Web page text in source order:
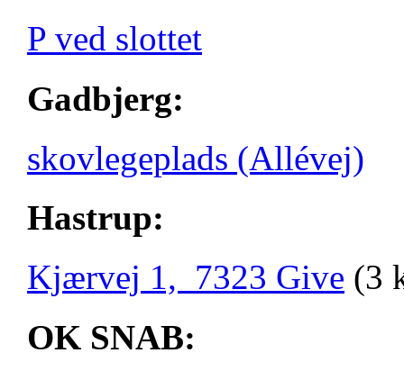
P ved slottet
Gadbjerg:
skovlegeplads (Allévej)
Hastrup:
Kjærvej 1, 7323 Give (3
OK SNAB: